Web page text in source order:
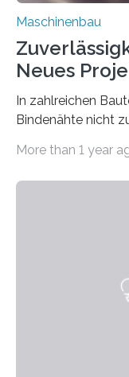
Maschinenbau
Neues
In zahlreichen
Bindenähte nicht
Matrixmaterials
Durch den
More than 1 year